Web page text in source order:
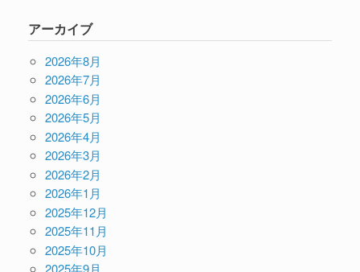
アーカイブ
2026年8月
2026年7月
2026年6月
2026年5月
2026年4月
2026年3月
2026年2月
2026年1月
2025年12月
2025年11月
2025年10月
2025年9月